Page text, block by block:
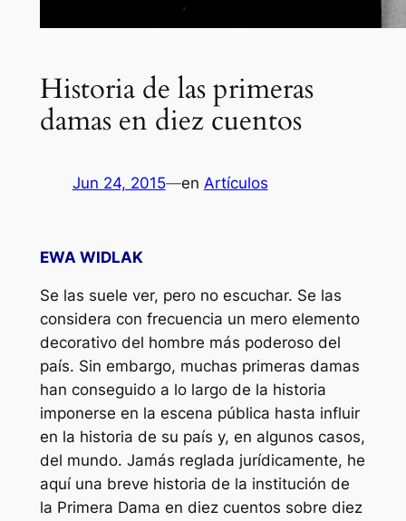
Historia de las primeras
damas en diez cuentos
Jun 24, 2015—en Artículos
EWA WIDLAK
Se las suele ver, pero no escuchar. Se las
considera con frecuencia un mero elemento
decorativo del hombre más poderoso del
país. Sin embargo, muchas primeras damas
han conseguido a lo largo de la historia
imponerse en la escena pública hasta influir
en la historia de su país y, en algunos casos,
del mundo. Jamás reglada jurídicamente, he
aquí una breve historia de la institución de
la Primera Dama en diez cuentos sobre diez